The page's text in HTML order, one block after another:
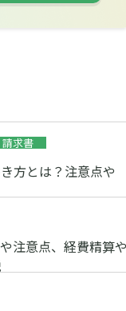
請求書
方とは？注意点や
注意点、経費精算